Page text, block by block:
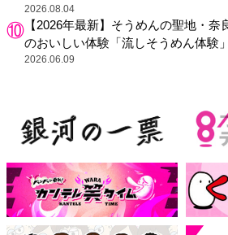
2026.08.04
【2026年最新】そうめんの聖地・
のおいしい体験「流しそうめん体験
2026.06.09